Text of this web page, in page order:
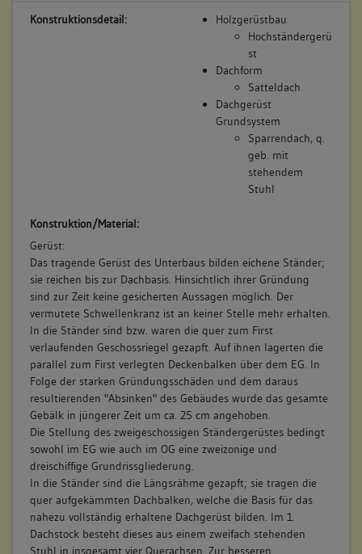
Konstruktionsdetail:
Holzgerüstbau
Hochständergerü
st
Dachform
Satteldach
Dachgerüst
Grundsystem
Sparrendach, q.
geb. mit
stehendem
Stuhl
Konstruktion/Material:
Gerüst:
Das tragende Gerüst des Unterbaus bilden eichene Ständer;
sie reichen bis zur Dachbasis. Hinsichtlich ihrer Gründung
sind zur Zeit keine gesicherten Aussagen möglich. Der
vermutete Schwellenkranz ist an keiner Stelle mehr erhalten.
In die Ständer sind bzw. waren die quer zum First
verlaufenden Geschossriegel gezapft. Auf ihnen lagerten die
parallel zum First verlegten Deckenbalken über dem EG. In
Folge der starken Gründungsschäden und dem daraus
resultierenden "Absinken" des Gebäudes wurde das gesamte
Gebälk in jüngerer Zeit um ca. 25 cm angehoben.
Die Stellung des zweigeschossigen Ständergerüstes bedingt
sowohl im EG wie auch im OG eine zweizonige und
dreischiffige Grundrissgliederung.
In die Ständer sind die Längsrähme gezapft; sie tragen die
quer aufgekämmten Dachbalken, welche die Basis für das
nahezu vollständig erhaltene Dachgerüst bilden. Im 1.
Dachstock besteht dieses aus einem zweifach stehenden
Stuhl in insgesamt vier Querachsen. Zur besseren